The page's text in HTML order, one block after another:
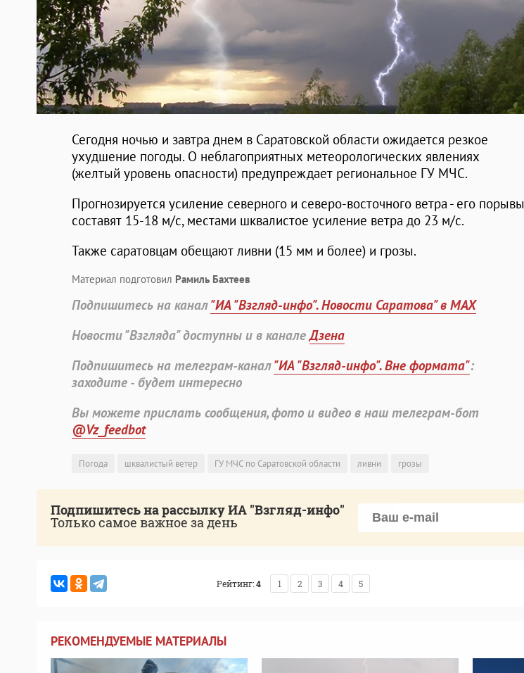
Сегодня ночью и завтра днем в Саратовской области ожидается резкое
ухудшение погоды. О неблагоприятных метеорологических явлениях
(желтый уровень опасности) предупреждает региональное ГУ МЧС.
Прогнозируется усиление северного и северо-восточного ветра - его порывы
составят 15-18 м/с, местами шквалистое усиление ветра до 23 м/с.
Также саратовцам обещают ливни (15 мм и более) и грозы.
Материал подготовил Рамиль Бахтеев
Подпишитесь на канал"ИА "Взгляд-инфо". Новости Саратова" в MAX
Новости "Взгляда" доступны и в каналеДзена
Подпишитесь на телеграм-канал"ИА "Взгляд-инфо". Вне формата":
заходите - будет интересно
Вы можете прислать сообщения, фото и видео в наш телеграм-бот
@Vz_feedbot
Погода шквалистый ветер ГУ МЧС по Саратовской области ливни грозы
Подпишитесь на рассылку ИА "Взгляд-инфо"
Только самое важное за день
Рейтинг:4 1 2 3 4 5
РЕКОМЕНДУЕМЫЕ МАТЕРИАЛЫ